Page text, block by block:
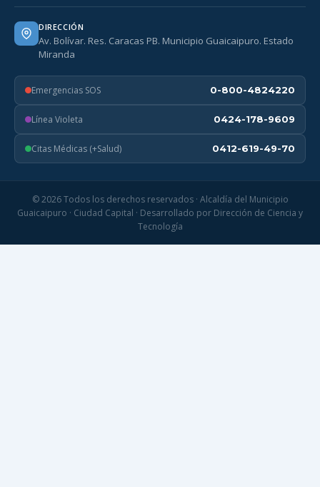
DIRECCIÓN
Av. Bolívar. Res. Caracas PB. Municipio Guaicaipuro. Estado
Miranda
Emergencias SOS 0-800-4824220
Línea Violeta 0424-178-9609
Citas Médicas (+Salud) 0412-619-49-70
© 2026 Todos los derechos reservados · Alcaldía del Municipio
Guaicaipuro · Ciudad Capital · Desarrollado por Dirección de Ciencia y
Tecnología